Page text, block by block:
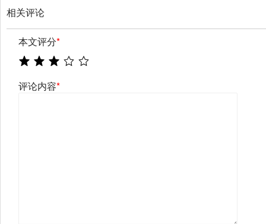
相关评论
本文评分*
评论内容*